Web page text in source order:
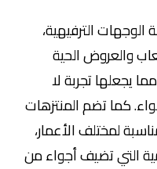
الترفيهية،
والعروض الحية
يجعلها تجربة لا
كما تضم المنتزهات
لمختلف الأعمار،
التي تضيف أجواء من